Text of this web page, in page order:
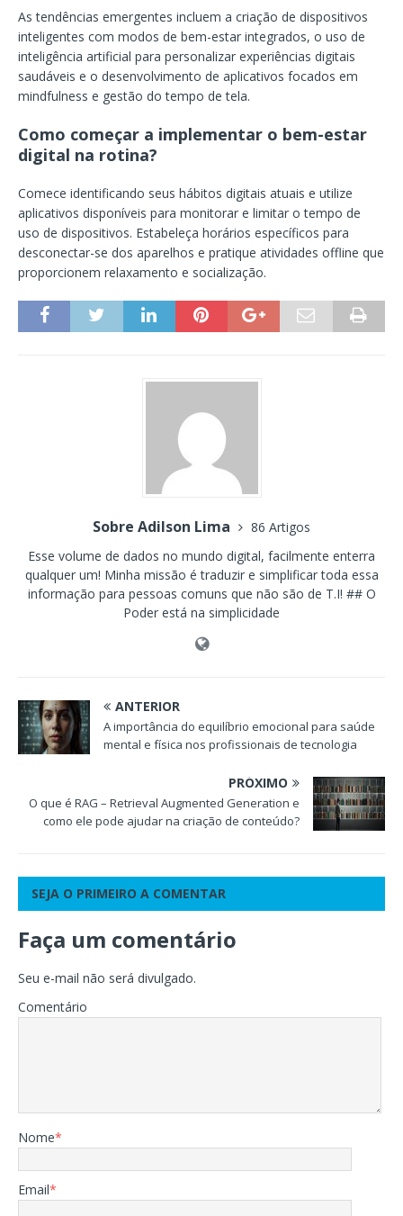
As tendências emergentes incluem a criação de dispositivos
inteligentes com modos de bem-estar integrados, o uso de
inteligência artificial para personalizar experiências digitais
saudáveis e o desenvolvimento de aplicativos focados em
mindfulness e gestão do tempo de tela.
Como começar a implementar o bem-estar
digital na rotina?
Comece identificando seus hábitos digitais atuais e utilize
aplicativos disponíveis para monitorar e limitar o tempo de
uso de dispositivos. Estabeleça horários específicos para
desconectar-se dos aparelhos e pratique atividades offline que
proporcionem relaxamento e socialização.
Sobre Adilson Lima
86 Artigos
Esse volume de dados no mundo digital, facilmente enterra
qualquer um! Minha missão é traduzir e simplificar toda essa
informação para pessoas comuns que não são de T.I! ## O
Poder está na simplicidade
ANTERIOR
A importância do equilíbrio emocional para saúde
mental e física nos profissionais de tecnologia
PRÓXIMO
O que é RAG – Retrieval Augmented Generation e
como ele pode ajudar na criação de conteúdo?
SEJA O PRIMEIRO A COMENTAR
Faça um comentário
Seu e-mail não será divulgado.
Comentário
Nome*
Email*